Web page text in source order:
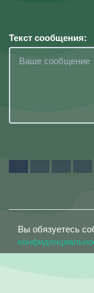
Текст сообщения:
Вы обязуетесь